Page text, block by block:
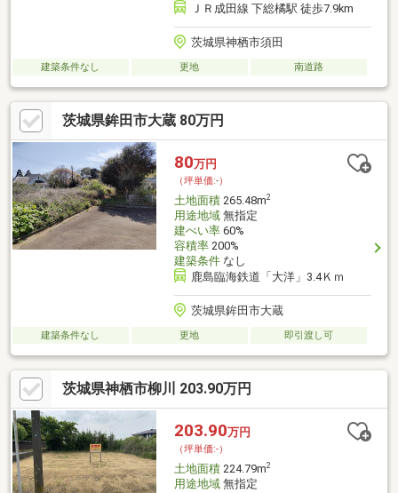
ＪＲ成田線 下総橘駅 徒歩7.9km
茨城県神栖市須田
建築条件なし 更地 南道路
茨城県鉾田市大蔵 80万円
80万円
（坪単価:-）
土地面積265.48m2
用途地域無指定
建ぺい率60%
容積率200%
建築条件なし
鹿島臨海鉄道「大洋」3.4Ｋｍ
茨城県鉾田市大蔵
建築条件なし 更地 即引渡し可
茨城県神栖市柳川 203.90万円
203.90万円
（坪単価:-）
土地面積224.79m2
用途地域無指定